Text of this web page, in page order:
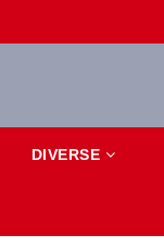
DIVERSE